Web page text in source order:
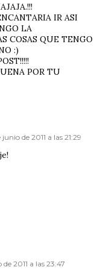
IR ASI
LA
COSAS QUE TENGO
:)
POR TU
junio de 2011 a las 21:29
2011 a las 23:47